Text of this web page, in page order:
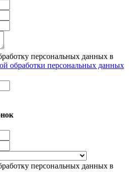
персональных данных в
обработки персональных данных
персональных данных в